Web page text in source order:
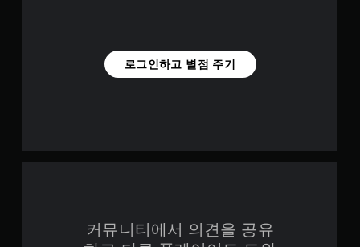
로그인하고 별점 주기
커뮤니티에서 의견을 공유